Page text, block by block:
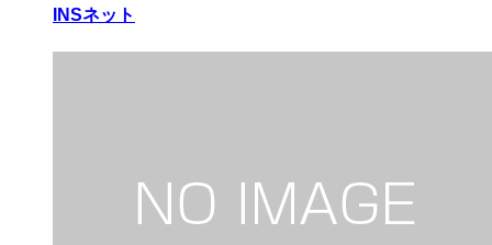
INSネット